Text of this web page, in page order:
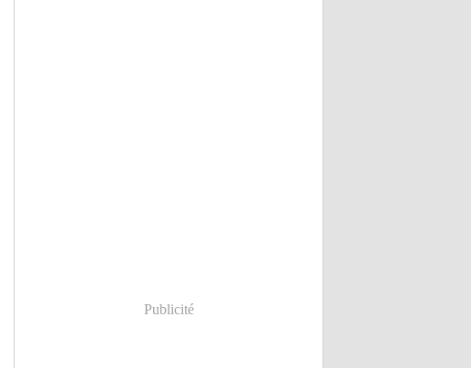
Publicité